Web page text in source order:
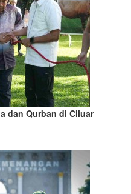
dan Qurban di Ciluar